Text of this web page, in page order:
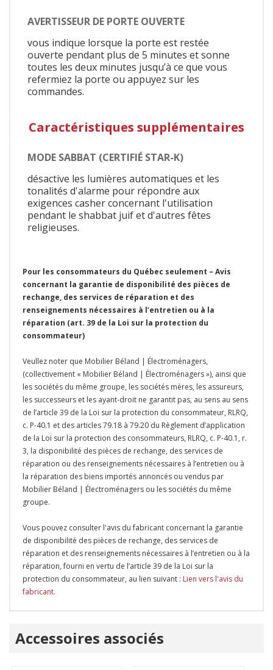
AVERTISSEUR DE PORTE OUVERTE
vous indique lorsque la porte est restée
ouverte pendant plus de 5 minutes et sonne
toutes les deux minutes jusqu’à ce que vous
refermiez la porte ou appuyez sur les
commandes.
Caractéristiques supplémentaires
MODE SABBAT (CERTIFIÉ STAR-K)
désactive les lumières automatiques et les
tonalités d'alarme pour répondre aux
exigences casher concernant l'utilisation
pendant le shabbat juif et d'autres fêtes
religieuses.
Pour les consommateurs du Québec seulement – Avis
concernant la garantie de disponibilité des pièces de
rechange, des services de réparation et des
renseignements nécessaires à l’entretien ou à la
réparation (art. 39 de la Loi sur la protection du
consommateur)
Veullez noter que Mobilier Béland | Électroménagers,
(collectivement « Mobilier Béland | Électroménagers »), ainsi que
les sociétés du même groupe, les sociétés mères, les assureurs,
les successeurs et les ayant-droit ne garantit pas, au sens au sens
de l’article 39 de la Loi sur la protection du consommateur, RLRQ,
c. P-40.1 et des articles 79.18 à 79.20 du Règlement d’application
de la Loi sur la protection des consommateurs, RLRQ, c. P-40.1, r.
3, la disponibilité des pièces de rechange, des services de
réparation ou des renseignements nécessaires à l’entretien ou à
la réparation des biens importés annoncés ou vendus par
Mobilier Béland | Électroménagers ou les sociétés du même
groupe.
Vous pouvez consulter l'avis du fabricant concernant la garantie
de disponibilité des pièces de rechange, des services de
réparation et des renseignements nécessaires à l’entretien ou à la
réparation, fourni en vertu de l’article 39 de la Loi sur la
protection du consommateur, au lien suivant : Lien vers l'avis du
fabricant.
personnalisé
Accessoires associés